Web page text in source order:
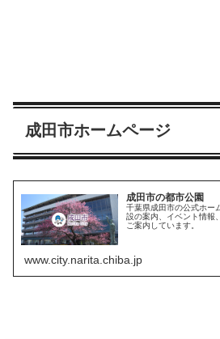
成田市ホームページ
成田市の都市公園
千葉県成田市の公式ホー
設の案内、イベント情報
ご案内しています。
www.city.narita.chiba.jp